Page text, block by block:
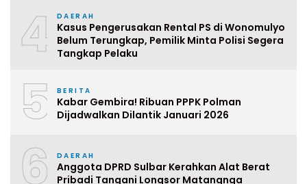
4 DAERAH
Kasus Pengerusakan Rental PS di Wonomulyo
Belum Terungkap, Pemilik Minta Polisi Segera
Tangkap Pelaku
5 BERITA
Kabar Gembira! Ribuan PPPK Polman
Dijadwalkan Dilantik Januari 2026
6 DAERAH
Anggota DPRD Sulbar Kerahkan Alat Berat
Pribadi Tangani Longsor Matangnga